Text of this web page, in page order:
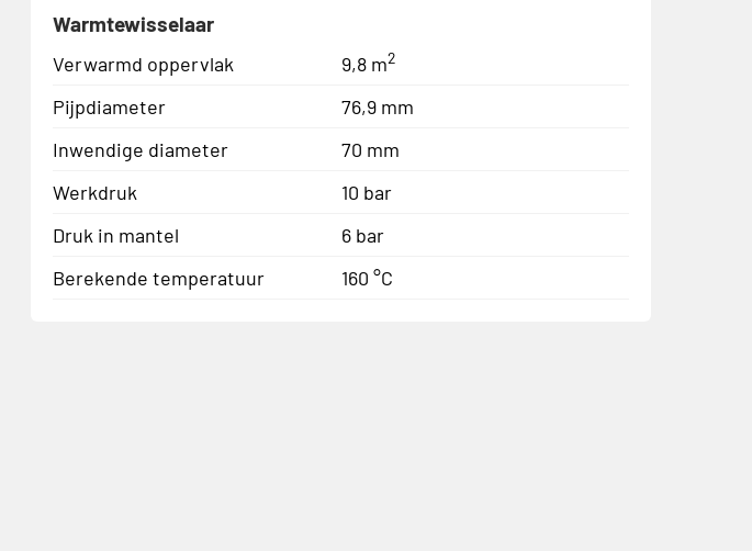
Warmtewisselaar
Verwarmd oppervlak 9,8 m2
Pijpdiameter
76,9 mm
Inwendige diameter
70 mm
Werkdruk
10 bar
Druk in mantel
6 bar
Berekende temperatuur
160 °C